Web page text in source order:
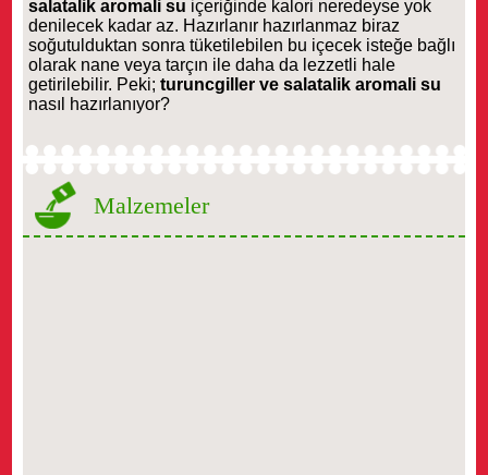
salatalik aromali su içeriğinde kalori neredeyse yok
denilecek kadar az. Hazırlanır hazırlanmaz biraz
soğutulduktan sonra tüketilebilen bu içecek isteğe bağlı
olarak nane veya tarçın ile daha da lezzetli hale
getirilebilir. Peki;turuncgiller ve salatalik aromali su
nasıl hazırlanıyor?
Malzemeler